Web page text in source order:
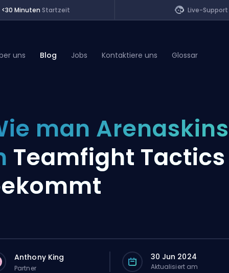
<30 Minuten Startzeit Live-Support
uns Blog Jobs Kontaktiere uns Glossar
man Arenaskins
Teamfight Tactics
Anthony King
Partner
30 Jun 2024
Aktualisiert am